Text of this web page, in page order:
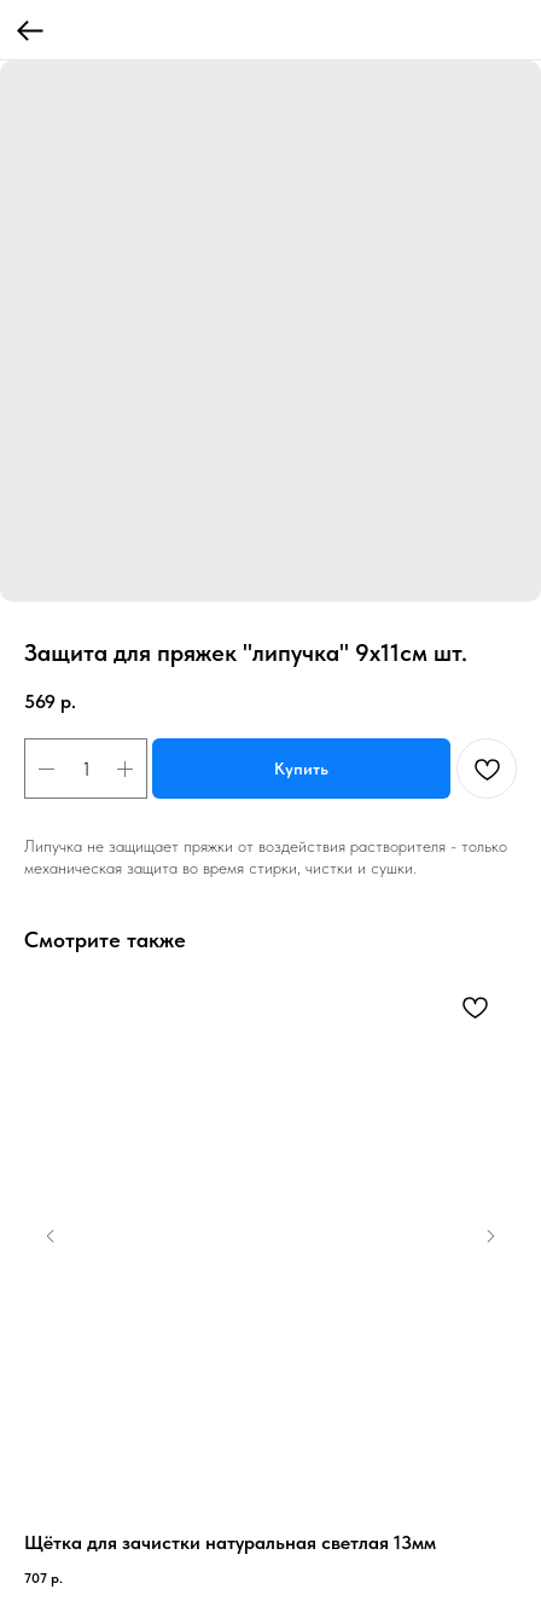
Защита для пряжек "липучка" 9х11см шт.
569 р.
Купить
Липучка не защищает пряжки от воздействия растворителя - только
механическая защита во время стирки, чистки и сушки.
Смотрите также
Щётка для зачистки натуральная светлая 13мм
707 р.